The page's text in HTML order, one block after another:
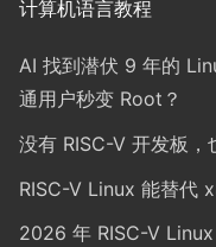
计算机语言教程
AI 找到潜伏 9 年的
通用户秒变 Root？
没有 RISC-V 开发板
RISC-V Linux 能替代
2026 年 RISC-V